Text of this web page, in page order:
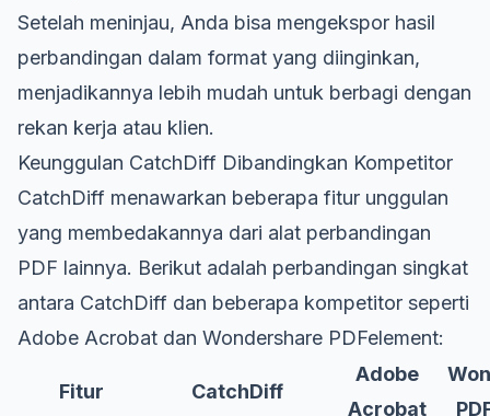
Setelah meninjau, Anda bisa mengekspor hasil
perbandingan dalam format yang diinginkan,
menjadikannya lebih mudah untuk berbagi dengan
rekan kerja atau klien.
Keunggulan CatchDiff Dibandingkan Kompetitor
CatchDiff menawarkan beberapa fitur unggulan
yang membedakannya dari alat perbandingan
PDF lainnya. Berikut adalah perbandingan singkat
antara CatchDiff dan beberapa kompetitor seperti
Adobe Acrobat dan Wondershare PDFelement:
Fitur CatchDiff
Adobe
Acrobat